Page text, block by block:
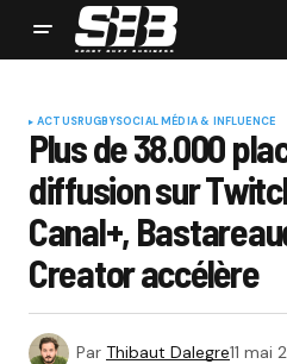
ACTUSRUGBYSOCIAL MÉDIA & INFLUENCE
Plus de 38.000
diffusion sur
Canal+,
Creator accélère
Par Thibaut Dalegre11 mai